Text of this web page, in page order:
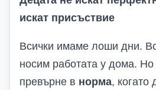
искат присъствие
Всички имаме лоши дни.
носим работата у дома. Но
превърне в норма, когато